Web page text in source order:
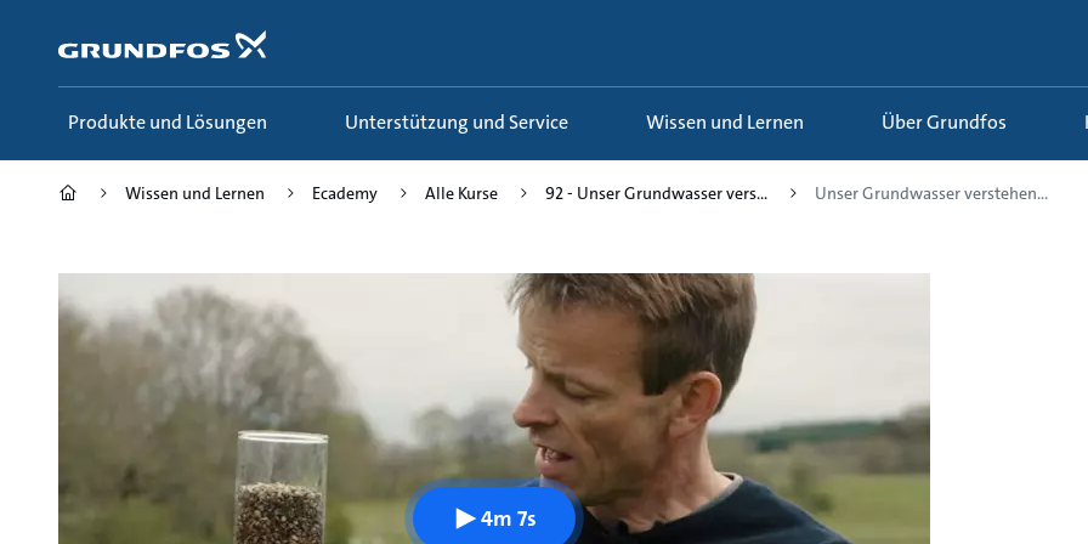
springen
Produkte und Lösungen Unterstützung und Service Wissen und Lernen Über Grundfos
Wissen und Lernen Ecademy Alle Kurse 92 - Unser Grundwasser vers... Unser Grundwasser verstehen...
4m 7s